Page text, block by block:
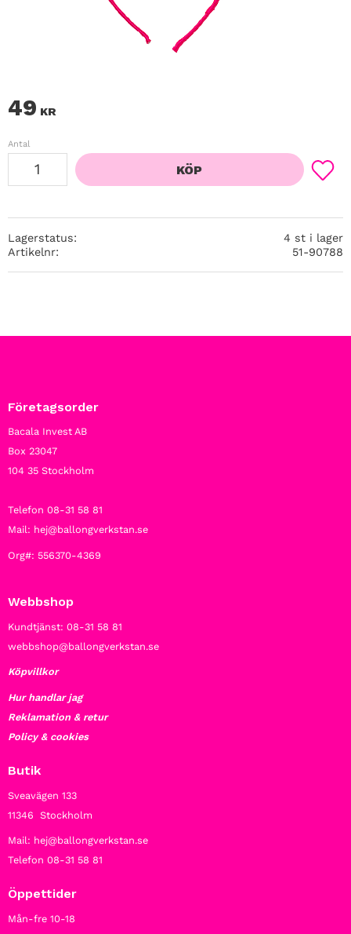
49 KR
Antal
KÖP
Lägg
Lagerstatus
4 st i lager
Artikelnr
51-90788
Företagsorder
Bacala Invest AB
Box 23047
104 35 Stockholm
Telefon 08-31 58 81
Mail: hej@ballongverkstan.se
Org#: 556370-4369
Webbshop
Kundtjänst: 08-31 58 81
webbshop@ballongverkstan.se
Köpvillkor
Hur handlar jag
Reklamation & retur
Policy & cookies
Butik
Sveavägen 133
11346 Stockholm
Mail: hej@ballongverkstan.se
Telefon 08-31 58 81
Öppettider
Mån-fre 10-18